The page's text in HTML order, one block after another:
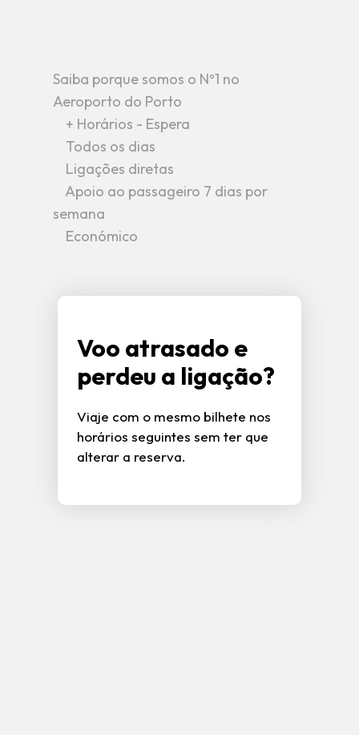
Saiba porque somos o Nº1 no
Aeroporto do Porto
+ Horários - Espera
Todos os dias
Ligações diretas
Apoio ao passageiro 7 dias por
semana
Económico
Voo atrasado e
perdeu a ligação?
Viaje com o mesmo bilhete nos
horários seguintes sem ter que
alterar a reserva.